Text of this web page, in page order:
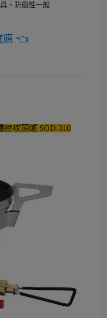
、防風性一般
購 👈
壓攻頂爐 SOD-310